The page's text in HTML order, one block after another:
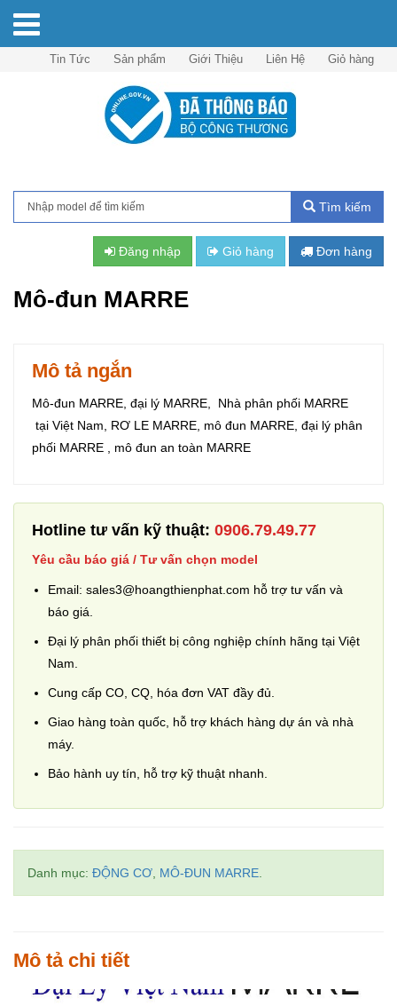
Tin Tức Sản phẩm Giới Thiệu Liên Hệ Giỏ hàng
Tìm kiếm
Đăng nhập Giỏ hàng Đơn hàng
Mô-đun MARRE
Mô tả ngắn
Mô-đun MARRE, đại lý MARRE, Nhà phân phối MARRE
tại Việt Nam, RƠ LE MARRE, mô đun MARRE, đại lý phân
phối MARRE , mô đun an toàn MARRE
Hotline tư vấn kỹ thuật: 0906.79.49.77
Yêu cầu báo giá / Tư vấn chọn model
Email: sales3@hoangthienphat.com hỗ trợ tư vấn và
báo giá.
Đại lý phân phối thiết bị công nghiệp chính hãng tại Việt
Nam.
Cung cấp CO, CQ, hóa đơn VAT đầy đủ.
Giao hàng toàn quốc, hỗ trợ khách hàng dự án và nhà
máy.
Bảo hành uy tín, hỗ trợ kỹ thuật nhanh.
Danh mục: ĐỘNG CƠ MÔ-ĐUN MARRE
Mô tả chi tiết